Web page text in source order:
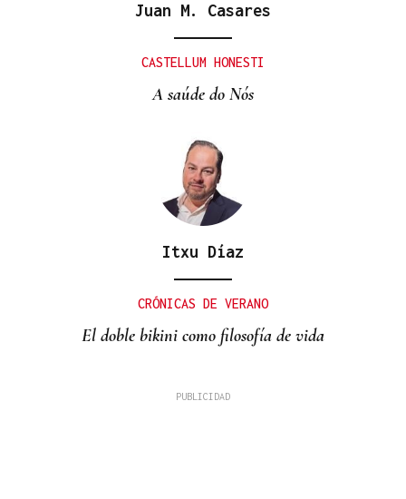
Juan M. Casares
CASTELLUM HONESTI
A saúde do Nós
Itxu Díaz
CRÓNICAS DE VERANO
El doble bikini como filosofía de vida